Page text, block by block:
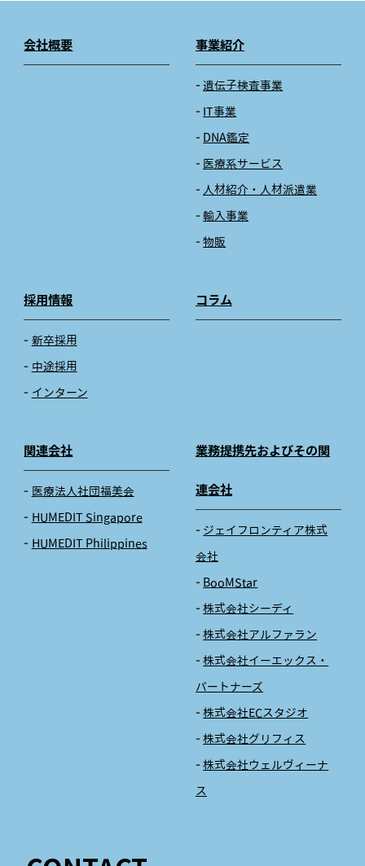
会社概要 事業紹介
遺伝子検査事業
IT事業
DNA鑑定
医療系サービス
人材紹介・人材派遣業
輸入事業
物販
採用情報
新卒採用
中途採用
インターン
コラム
関連会社
医療法人社団福美会
HUMEDIT Singapore
HUMEDIT Philippines
業務提携先およびその関
連会社
ジェイフロンティア株式
会社
BooMStar
株式会社シーディ
株式会社アルファラン
株式会社イーエックス・
パートナーズ
株式会社ECスタジオ
株式会社グリフィス
株式会社ウェルヴィーナ
ス